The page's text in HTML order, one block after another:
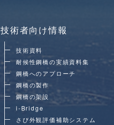
技術者向け情報
技術資料
耐候性鋼橋の実績資料集
鋼橋へのアプローチ
鋼橋の製作
鋼橋の架設
i-Bridge
さび外観評価補助システム